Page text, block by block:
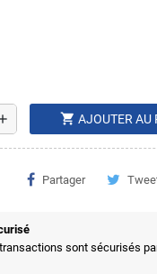
shopping_cart AJOUTER AU
Partager
sont sécurisés